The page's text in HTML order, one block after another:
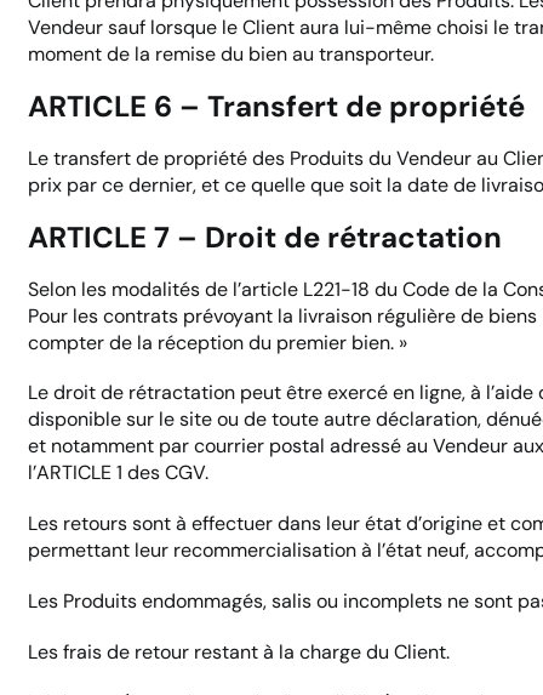
Vendeur sauf lorsque le Client aura lui-même choisi le
moment de la remise du bien au transporteur.
ARTICLE 6 – Transfert de propriété
Le transfert de propriété des Produits du Vendeur au
prix par ce dernier, et ce quelle que soit la date de
ARTICLE 7 – Droit de rétractation
Selon les modalités de l’article L221-18 du Code de la
Pour les contrats prévoyant la livraison régulière de
compter de la réception du premier bien. »
Le droit de rétractation peut être exercé en ligne, à
disponible sur le site ou de toute autre déclaration,
et notamment par courrier postal adressé au Vendeur
l’ARTICLE 1 des CGV.
Les retours sont à effectuer dans leur état d’origine et
permettant leur recommercialisation à l’état neuf,
Les Produits endommagés, salis ou incomplets ne sont
Les frais de retour restant à la charge du Client.